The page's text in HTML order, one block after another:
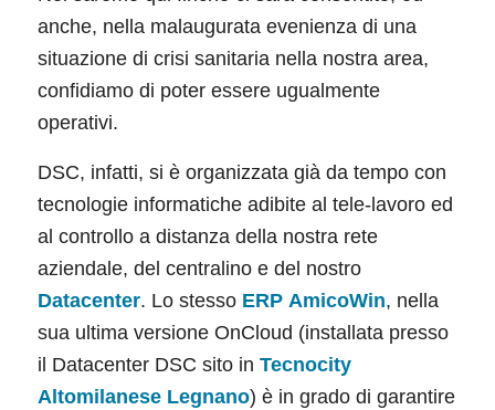
anche, nella malaugurata evenienza di una
situazione di crisi sanitaria nella nostra area,
confidiamo di poter essere ugualmente
operativi.
DSC, infatti, si è organizzata già da tempo con
tecnologie informatiche adibite al tele-lavoro ed
al controllo a distanza della nostra rete
aziendale, del centralino e del nostro
Datacenter. Lo stesso ERP AmicoWin, nella
sua ultima versione OnCloud (installata presso
il Datacenter DSC sito in Tecnocity
Altomilanese Legnano) è in grado di garantire